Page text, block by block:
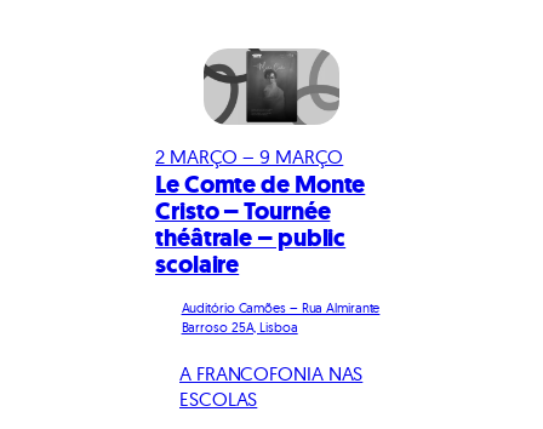
2 MARÇO – 9 MARÇO
Le Comte de Monte
Cristo – Tournée
théâtrale – public
scolaire
Auditório Camões – Rua Almirante
Barroso 25A, Lisboa
A FRANCOFONIA NAS
ESCOLAS